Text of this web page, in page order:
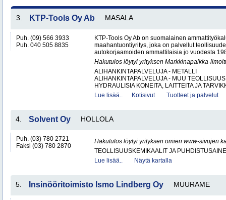
3. KTP-Tools Oy Ab MASALA
Puh. (09) 566 3933
Puh. 040 505 8835
KTP-Tools Oy Ab on suomalainen
maahantuontiyritys, joka on palvellut
autokorjaamoiden ammattilaisia jo vuodesta
Hakutulos löytyi yrityksen Markkinapaikka-
ALIHANKINTAPALVELUJA - METALLI
ALIHANKINTAPALVELUJA - MUU TEOLLISUUS
HYDRAULISIA KONEITA, LAITTEITA JA
Lue lisää..
Kotisivut Tuotteet ja palvelut
4. Solvent Oy HOLLOLA
Puh. (03) 780 2721
Faksi (03) 780 2870
Hakutulos löytyi yrityksen omien www-sivujen
TEOLLISUUSKEMIKAALIT JA
Lue lisää..
Näytä kartalla
5. Insinööritoimisto Ismo Lindberg Oy MUURAME